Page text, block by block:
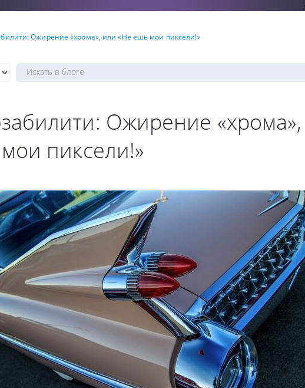
Ожирение «хрома», или «Не ешь мои пиксели!»
Ожирение
пиксели!»